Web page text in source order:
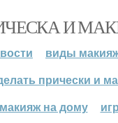
И
виды
прически и
на дому